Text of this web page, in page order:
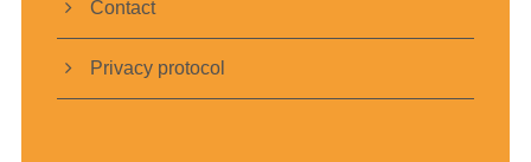
Contact
Privacy protocol